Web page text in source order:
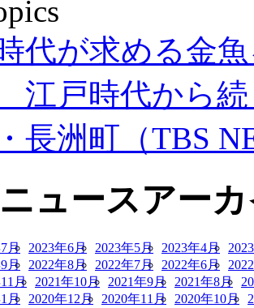
時代が求める金
戸時代から
長洲町（TBS
ュースアー
月 2023年6月 2023年5月 2023年4月
月
2022年8月 2022年7月 2022年6月
月
2021年10月 2021年9月 2021年8月
月
2020年12月 2020年11月 2020年10月